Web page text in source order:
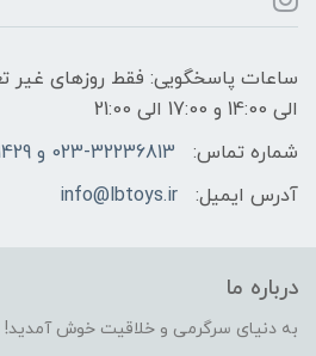
الی 14:00 و 17:00 الی 21:00
شماره تماس:
023-32236813 و 09198551429
آدرس ایمیل:
info@lbtoys.ir
درباره ما
به دنیای سرگرمی و خلاقیت خوش آمدید!